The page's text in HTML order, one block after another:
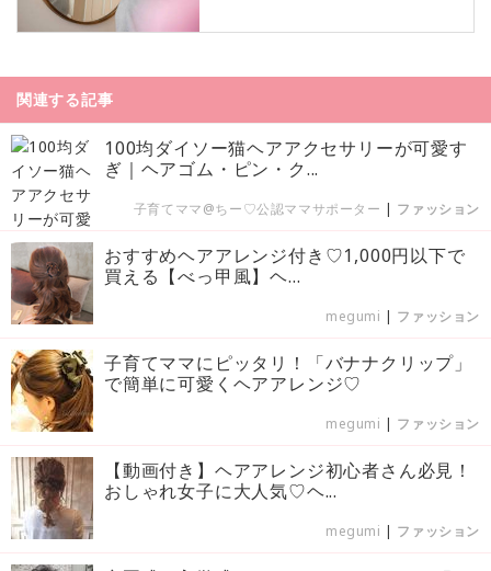
関連する記事
100均ダイソー猫ヘアアクセサリーが可愛す
ぎ｜ヘアゴム・ピン・ク...
子育てママ@ちー♡公認ママサポーター | ファッション
おすすめヘアアレンジ付き♡1,000円以下で
買える【べっ甲風】ヘ...
megumi | ファッション
子育てママにピッタリ！「バナナクリップ」
で簡単に可愛くヘアアレンジ♡
megumi | ファッション
【動画付き】ヘアアレンジ初心者さん必見！
おしゃれ女子に大人気♡ヘ...
megumi | ファッション